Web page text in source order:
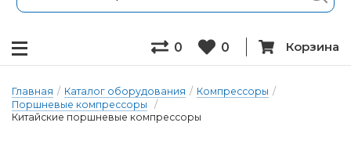
0 0 Корзина
Главная / Каталог оборудования / Компрессоры /
Поршневые компрессоры
/
Китайские поршневые компрессоры